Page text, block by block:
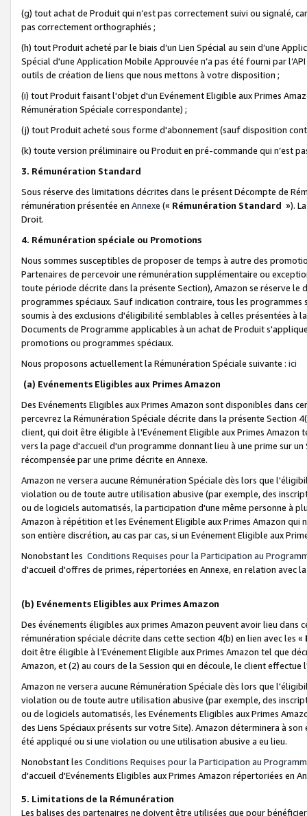
(g) tout achat de Produit qui n’est pas correctement suivi ou signalé,
pas correctement orthographiés ;
(h) tout Produit acheté par le biais d’un Lien Spécial au sein d’une
Spécial d'une Application Mobile Approuvée n’a pas été fourni par
outils de création de liens que nous mettons à votre disposition ;
(i) tout Produit faisant l'objet d'un Evénement Eligible aux Primes
Rémunération Spéciale correspondante) ;
(j) tout Produit acheté sous forme d'abonnement (sauf disposition
(k) toute version préliminaire ou Produit en pré-commande qui n’est
3. Rémunération Standard
Sous réserve des limitations décrites dans le présent Décompte de
rémunération présentée en Annexe (« Rémunération Standard »).
Droit.
4. Rémunération spéciale ou Promotions
Nous sommes susceptibles de proposer de temps à autre des
Partenaires de percevoir une rémunération supplémentaire ou
toute période décrite dans la présente Section), Amazon se réserve
programmes spéciaux. Sauf indication contraire, tous les
soumis à des exclusions d'éligibilité semblables à celles présentées à
Documents de Programme applicables à un achat de Produit
promotions ou programmes spéciaux.
Nous proposons actuellement la Rémunération Spéciale suivante : ici
(a) Evénements Eligibles aux Primes Amazon
Des Evénements Eligibles aux Primes Amazon sont disponibles dans
percevrez la Rémunération Spéciale décrite dans la présente Section
client, qui doit être éligible à l'Evénement Eligible aux Primes Amazon
vers la page d'accueil d'un programme donnant lieu à une prime sur
récompensée par une prime décrite en Annexe.
Amazon ne versera aucune Rémunération Spéciale dès lors que
violation ou de toute autre utilisation abusive (par exemple, des
ou de logiciels automatisés, la participation d'une même personne à
Amazon à répétition et les Evénement Eligible aux Primes Amazon qui
son entière discrétion, au cas par cas, si un Evénement Eligible aux
Nonobstant les Conditions Requises pour la Participation au
d'accueil d'offres de primes, répertoriées en Annexe, en relation avec
(b) Evénements Eligibles aux Primes Amazon
Des événements éligibles aux primes Amazon peuvent avoir lieu dans
rémunération spéciale décrite dans cette section 4(b) en lien avec les «
doit être éligible à l’Evénement Eligible aux Primes Amazon tel que
Amazon, et (2) au cours de la Session qui en découle, le client
Amazon ne versera aucune Rémunération Spéciale dès lors que
violation ou de toute autre utilisation abusive (par exemple, des
ou de logiciels automatisés, les Evénements Eligibles aux Primes
des Liens Spéciaux présents sur votre Site). Amazon déterminera à
été appliqué ou si une violation ou une utilisation abusive a eu lieu.
Nonobstant les Conditions Requises pour la Participation au
d'accueil d'Evénements Eligibles aux Primes Amazon répertoriées en
5. Limitations de la Rémunération
Les balises des partenaires ne doivent être utilisées que pour